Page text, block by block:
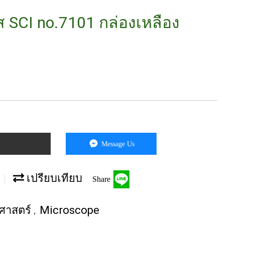
no.7101 กล่องเหลือง
Message Us
เปรียบเทียบ Share
าสตร์ , Microscope